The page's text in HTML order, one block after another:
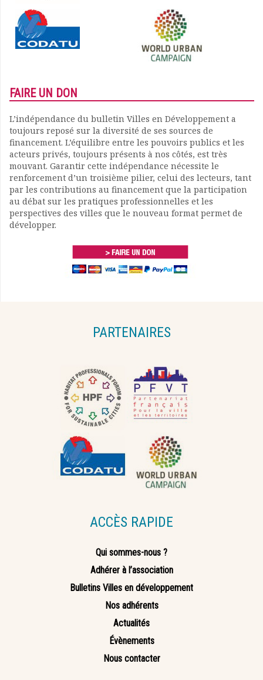
FAIRE UN DON
L’indépendance du bulletin Villes en Développement a
toujours reposé sur la diversité de ses sources de
financement. L’équilibre entre les pouvoirs publics et les
acteurs privés, toujours présents à nos côtés, est très
mouvant. Garantir cette indépendance nécessite le
renforcement d’un troisième pilier, celui des lecteurs, tant
par les contributions au financement que la participation
au débat sur les pratiques professionnelles et les
perspectives des villes que le nouveau format permet de
développer.
PARTENAIRES
ACCÈS RAPIDE
Qui sommes-nous ?
Adhérer à l’association
Bulletins Villes en développement
Nos adhérents
Actualités
Évènements
Nous contacter